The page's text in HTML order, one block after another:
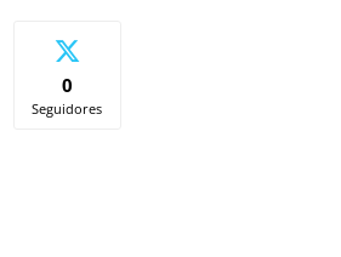
0
Seguidores